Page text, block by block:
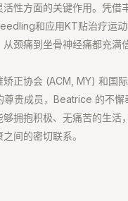
活性方面的关键作用。凭借
和应用KT贴治疗运
颈痛到坐骨神经痛都充满
矫正协会 (ACM, MY) 和国
尊贵成员，Beatrice 的不懈
够拥抱积极、无痛苦的生活
间的密切联系。